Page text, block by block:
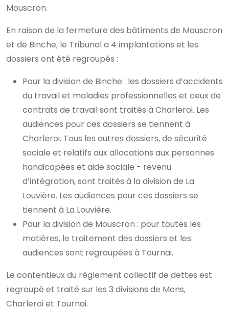
Mouscron.
En raison de la fermeture des bâtiments de Mouscron
et de Binche, le Tribunal a 4 implantations et les
dossiers ont été regroupés :
Pour la division de Binche : les dossiers d’accidents
du travail et maladies professionnelles et ceux de
contrats de travail sont traités à Charleroi. Les
audiences pour ces dossiers se tiennent à
Charleroi. Tous les autres dossiers, de sécurité
sociale et relatifs aux allocations aux personnes
handicapées et aide sociale - revenu
d’intégration, sont traités à la division de La
Louvière. Les audiences pour ces dossiers se
tiennent à La Louvière.
Pour la division de Mouscron : pour toutes les
matières, le traitement des dossiers et les
audiences sont regroupées à Tournai.
Le contentieux du règlement collectif de dettes est
regroupé et traité sur les 3 divisions de Mons,
Charleroi et Tournai.